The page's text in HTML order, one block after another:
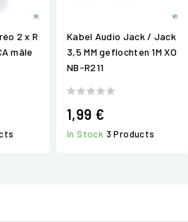
2 x R
mâle
Kabel Audio Jack / Jack
3,5 MM geflochten 1M XO
NB-R211
1,99 €
In Stock 3 Products